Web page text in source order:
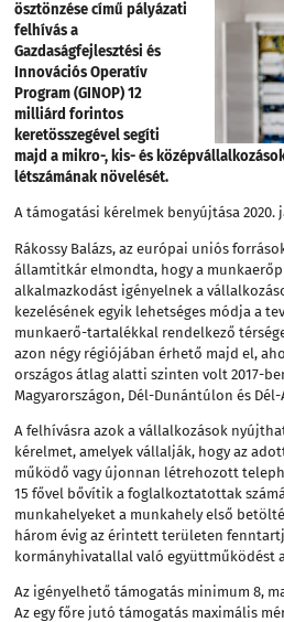
ösztönzése című pályázati
felhívás a
Gazdaságfejlesztési és
Innovációs Operatív
Program (GINOP) 12
milliárd forintos
keretösszegével segíti
majd a mikro-, kis- és
létszámának növelését.
A támogatási kérelmek benyújtása 2020.
Rákossy Balázs, az európai uniós
államtitkár elmondta, hogy a
alkalmazkodást igényelnek a
kezelésének egyik lehetséges módja a
munkaerő-tartalékkal rendelkező
azon négy régiójában érhető majd el,
országos átlag alatti szinten volt 2017-
Magyarországon, Dél-Dunántúlon és
A felhívásra azok a vállalkozások
kérelmet, amelyek vállalják, hogy az
működő vagy újonnan létrehozott
15 fővel bővítik a foglalkoztatottak
munkahelyeket a munkahely első
három évig az érintett területen
kormányhivatallal való együttműködést
Az igényelhető támogatás minimum 8,
Az egy főre jutó támogatás maximális